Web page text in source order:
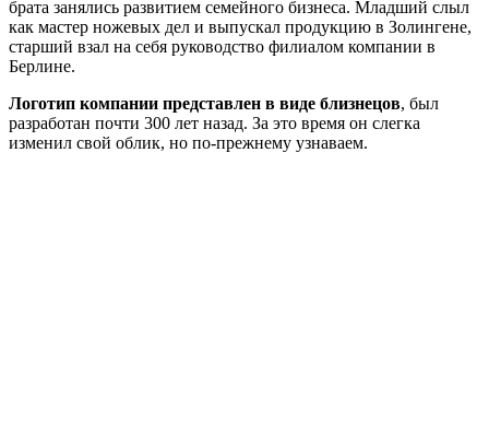
брата занялись развитием семейного бизнеса. Младший слыл
как мастер ножевых дел и выпускал продукцию в Золингене,
старший взал на себя руководство филиалом компании в
Берлине.
Логотип компании представлен в виде близнецов, был
разработан почти 300 лет назад. За это время он слегка
изменил свой облик, но по-прежнему узнаваем.